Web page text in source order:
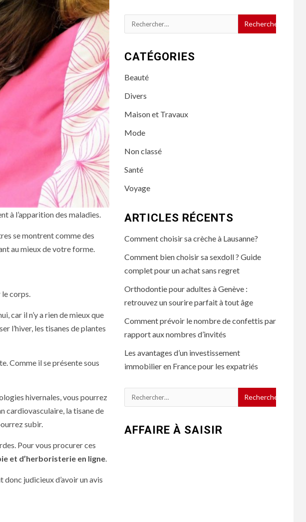
à l’apparition des maladies.
se montrent comme des
au mieux de votre forme.
corps.
car il n’y a rien de mieux que
l’hiver, les tisanes de plantes
Comme il se présente sous
hivernales, vous pourrez
cardiovasculaire, la tisane de
subir.
Pour vous procurer ces
et d’herboristerie en ligne
judicieux d’avoir un avis
Rechercher :
CATÉGORIES
Beauté
Divers
Maison et Travaux
Mode
Non classé
Santé
Voyage
ARTICLES RÉCENTS
Comment choisir sa crèche à Lausanne?
Comment bien choisir sa sexdoll ? Guide
complet pour un achat sans regret
Orthodontie pour adultes à Genève :
retrouvez un sourire parfait à tout âge
Comment prévoir le nombre de confettis par
rapport aux nombres d’invités
Les avantages d’un investissement
immobilier en France pour les expatriés
Rechercher :
AFFAIRE À SAISIR